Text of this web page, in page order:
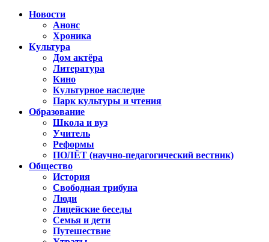
Новости
Анонс
Хроника
Культура
Дом актёра
Литература
Кино
Культурное наследие
Парк культуры и чтения
Образование
Школа и вуз
Учитель
Реформы
ПОЛЁТ (научно-педагогический вестник)
Общество
История
Свободная трибуна
Люди
Лицейские беседы
Семья и дети
Путешествие